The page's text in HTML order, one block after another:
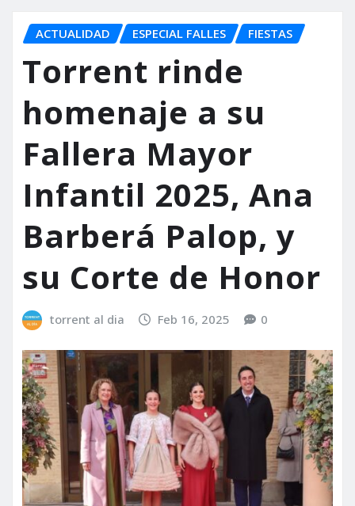
ACTUALIDAD ESPECIAL FALLES FIESTAS
Torrent rinde
homenaje a su
Fallera Mayor
Infantil 2025, Ana
Barberá Palop, y
su Corte de Honor
torrent al dia Feb 16, 2025 0